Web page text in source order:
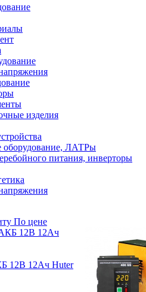
изделия
оборудование, ЛАТРы
питания, инверторы
По цене
12В 12Ач Huter